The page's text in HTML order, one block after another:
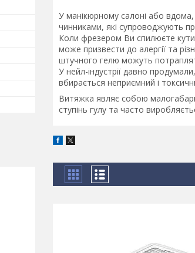
У манікюрному салоні або вдома,
чинниками, які супроводжують
Коли фрезером Ви спилюєте
може призвести до алергії та
штучного гелю можуть
У нейл-індустрії давно
вбирається неприємний і
Витяжка являє собою
ступінь гулу та часто